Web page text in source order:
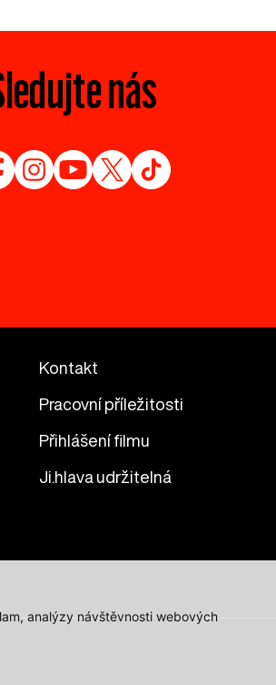
analýzy návštěvnosti webových
nás
Kontakt
Pracovní příležitosti
Přihlášení filmu
Ji.hlava udržitelná